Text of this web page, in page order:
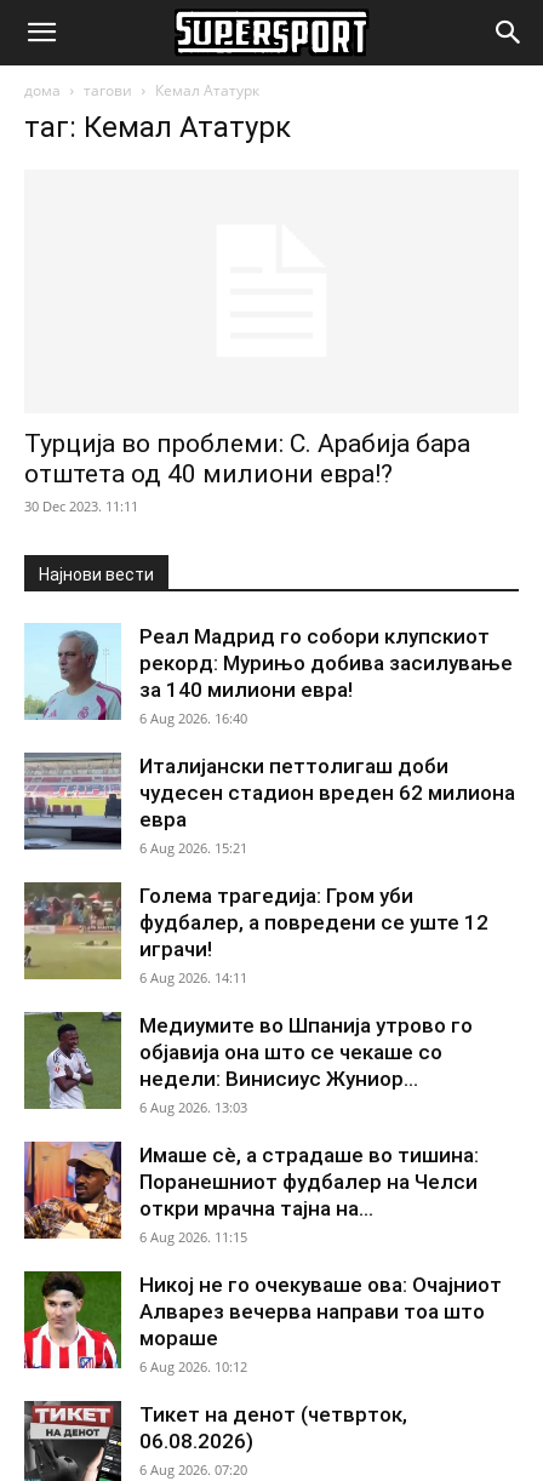
SuperSport.mk
дома тагови Кемал Ататурк
таг: Кемал Ататурк
Турција во проблеми: С. Арабија бара
отштета од 40 милиони евра!?
30 Dec 2023. 11:11
Најнови вести
Реал Мадрид го собори клупскиот
рекорд: Мурињо добива засилување
за 140 милиони евра!
6 Aug 2026. 16:40
Италијански петтолигаш доби
чудесен стадион вреден 62 милиона
евра
6 Aug 2026. 15:21
Голема трагедија: Гром уби
фудбалер, а повредени се уште 12
играчи!
6 Aug 2026. 14:11
Медиумите во Шпанија утрово го
објавија она што се чекаше со
недели: Винисиус Жуниор...
6 Aug 2026. 13:03
Имаше сè, а страдаше во тишина:
Поранешниот фудбалер на Челси
откри мрачна тајна на...
6 Aug 2026. 11:15
Никој не го очекуваше ова: Очајниот
Алварез вечерва направи тоа што
мораше
6 Aug 2026. 10:12
Тикет на денот (четврток,
06.08.2026)
6 Aug 2026. 07:20